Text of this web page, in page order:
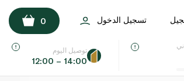
تسجيل الدخول 0
توصيل اليوم
12:00 – 14:00
المكسيكي والهالبينو 155جم